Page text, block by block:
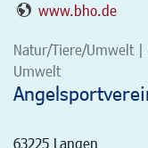
www.bho.de
Natur/Tiere/Umwelt
Umwelt
63225 Langen